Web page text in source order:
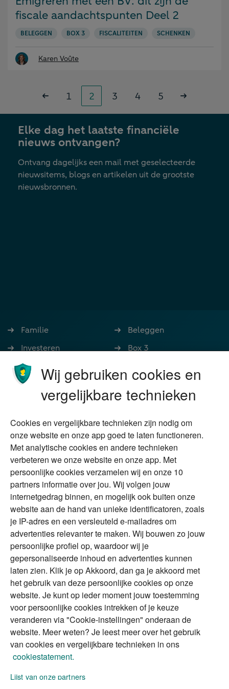
fiscale aandachtspunten Deel 2
BELEGGEN BOX 3 FISCALITEITEN SCHENKEN
Karen Voûte
Paginering
«
Vorige
Pagina
1 Pagina
2 Pagina
3 Pagina
4 Pagina
5
Volgende
»
Elke dag het laatste financiële
nieuws ontvangen?
Ontvang dagelijks een mail met geselecteerde
nieuwsitems, blogs en artikelen uit de grootste
nieuwsbronnen.
Familie
Investeren
Ondernemen
Stoppen met werken
Wonen
Beleggen
Box 3
Schenken
Duurzaam
Vermogensplanning
Tweede huis in
buitenland
DGA
Erfenis
Over Financial Focus
Specialisten
Financial Focus
magazine
The Exit Years
Contact
Alles voor en over vermogenden.
Over ABN AMRO Veiligheid
Privacy & Cookies
Toegankelijkheid
Disclaimer RSS
Wij gebruiken cookies en
vergelijkbare technieken
Cookies en vergelijkbare technieken zijn nodig om
onze website en onze app goed te laten functioneren.
Met analytische cookies en andere technieken
verbeteren we onze website en onze app. Met
persoonlijke cookies verzamelen wij en onze 10
partners informatie over jou. Wij volgen jouw
internetgedrag binnen, en mogelijk ook buiten onze
website aan de hand van unieke identificatoren, zoals
je IP-adres en een versleuteld e-mailadres om
advertenties relevanter te maken. Wij bouwen zo jouw
persoonlijke profiel op, waardoor wij je
gepersonaliseerde inhoud en advertenties kunnen
laten zien. Klik je op Akkoord, dan ga je akkoord met
het gebruik van deze persoonlijke cookies op onze
website. Je kunt op ieder moment jouw toestemming
voor persoonlijke cookies intrekken of je keuze
veranderen via "Cookie-instellingen" onderaan de
website. Meer weten? Je leest meer over het gebruik
van cookies en vergelijkbare technieken in ons
cookiestatement.
Lijst van onze partners